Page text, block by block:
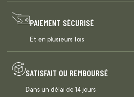
PAIEMENT SÉCURISÉ
Et en plusieurs fois
SATISFAIT OU REMBOURSÉ
Dans un délai de 14 jours